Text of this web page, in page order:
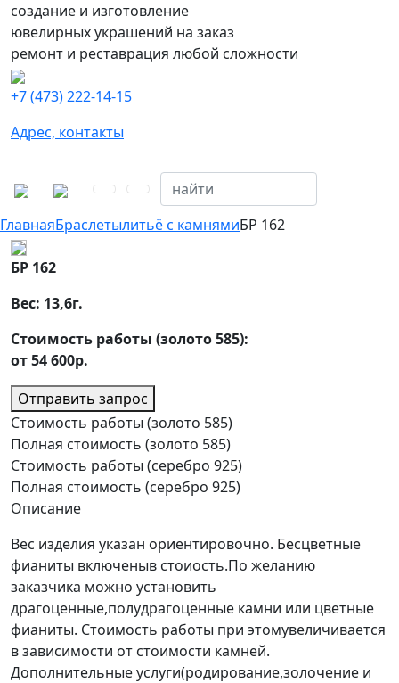
создание и изготовление
ювелирных украшений на заказ
ремонт и реставрация любой сложности
+7 (473) 222-14-15
Адрес, контакты
ГлавнаяБраслетылитьё с камнямиБР 162
БР 162
Вес: 13,6г.
Стоимость работы (золото 585):
от 54 600р.
Отправить запрос
Стоимость работы (золото 585)
Полная стоимость (золото 585)
Стоимость работы (серебро 925)
Полная стоимость (серебро 925)
Описание
Вес изделия указан ориентировочно. Бесцветные
фианиты включеныв стоиость.По желанию
заказчика можно установить
драгоценные,полудрагоценные камни или цветные
фианиты. Стоимость работы при этомувеличивается
в зависимости от стоимости камней.
Дополнительные услуги(родирование,золочение и